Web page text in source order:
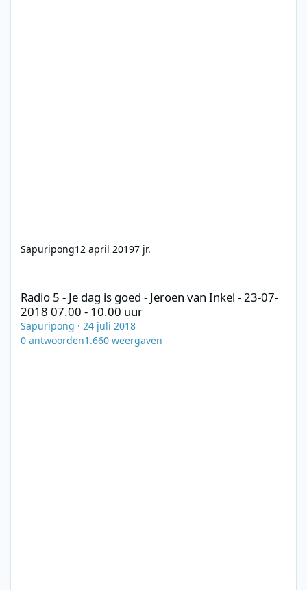
Sapuripong12 april 20197 jr.
Radio 5 - Je dag is goed - Jeroen van Inkel - 23-07-
2018 07.00 - 10.00 uur
Sapuripong · 24 juli 2018
0 antwoorden1.660 weergaven